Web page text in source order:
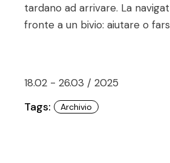
tardano ad arrivare. La
fronte a un bivio: aiutare o
18.02 - 26.03 / 2025
Tags: Archivio